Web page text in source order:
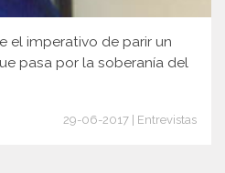
el imperativo de parir un
pasa por la soberanía del
29-06-2017 | Entrevistas